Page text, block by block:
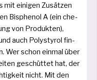
mit eini­gen Zusätzen
Bisphenol A (ein che­
von Produkten),
auch Polystyrol fin­
Wer schon ein­mal über
geschüt­tet hat, der
nicht. Mit den